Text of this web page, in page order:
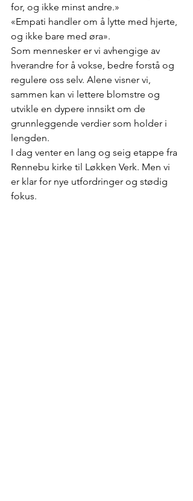
for, og ikke minst andre.»
«Empati handler om å lytte med hjerte,
og ikke bare med øra».
Som mennesker er vi avhengige av
hverandre for å vokse, bedre forstå og
regulere oss selv. Alene visner vi,
sammen kan vi lettere blomstre og
utvikle en dypere innsikt om de
grunnleggende verdier som holder i
lengden.
I dag venter en lang og seig etappe fra
Rennebu kirke til Løkken Verk. Men vi
er klar for nye utfordringer og stødig
fokus.